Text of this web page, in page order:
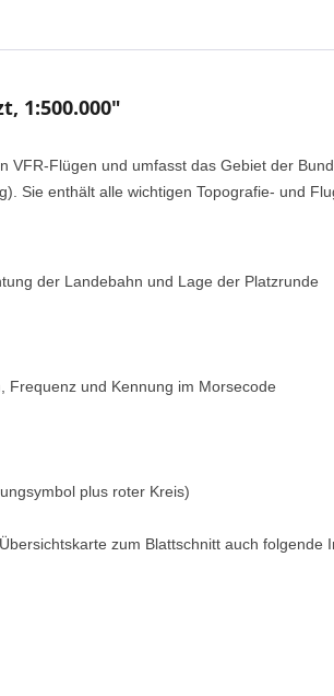
1:500.000"
Flügen und umfasst das Gebiet der
Sie enthält alle wichtigen Topografie- und
der Landebahn und Lage der Platzrunde
Frequenz und Kennung im Morsecode
plus roter Kreis)
zum Blattschnitt auch folgende